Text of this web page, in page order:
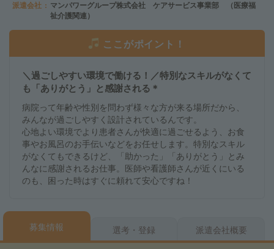
派遣会社
マンパワーグループ株式会社 ケアサービス事業部 （医療福
祉介護関連）
ここがポイント！
＼過ごしやすい環境で働ける！／特別なスキルがなくて
も「ありがとう」と感謝される＊
病院って年齢や性別を問わず様々な方が来る場所だから、
みんなが過ごしやすく設計されているんです。
心地よい環境でより患者さんが快適に過ごせるよう、お食
事やお風呂のお手伝いなどをお任せします。特別なスキル
がなくてもできるけど、「助かった」「ありがとう」とみ
んなに感謝されるお仕事。医師や看護師さんが近くにいる
のも、困った時はすぐに頼れて安心ですね！
募集情報 選考・登録 派遣会社概要